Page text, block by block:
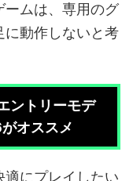
ームは、専用のグ
に動作しないと考
ントリーモデ
オススメ
にプレイしたい